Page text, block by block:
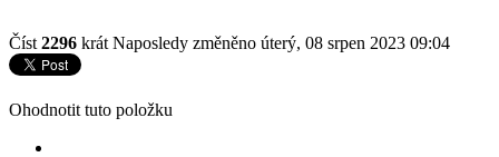
Číst 2296 krát Naposledy změněno úterý, 08 srpen 2023 09:04
Ohodnotit tuto položku